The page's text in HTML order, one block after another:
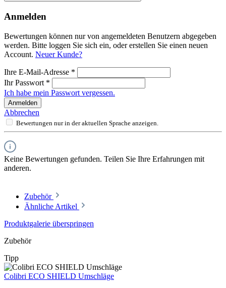
Anmelden
Bewertungen können nur von angemeldeten Benutzern abgegeben
werden. Bitte loggen Sie sich ein, oder erstellen Sie einen neuen
Account. Neuer Kunde?
Ihre E-Mail-Adresse *
Ihr Passwort *
Ich habe mein Passwort vergessen.
Anmelden
Abbrechen
Bewertungen nur in der aktuellen Sprache anzeigen.
Keine Bewertungen gefunden. Teilen Sie Ihre Erfahrungen mit
anderen.
Zubehör
Ähnliche Artikel
Produktgalerie überspringen
Zubehör
Tipp
Colibri ECO SHIELD Umschläge